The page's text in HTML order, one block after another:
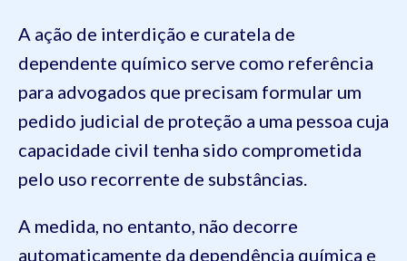
A ação de interdição e curatela de
dependente químico serve como referência
para advogados que precisam formular um
pedido judicial de proteção a uma pessoa cuja
capacidade civil tenha sido comprometida
pelo uso recorrente de substâncias.
A medida, no entanto, não decorre
automaticamente da dependência química e